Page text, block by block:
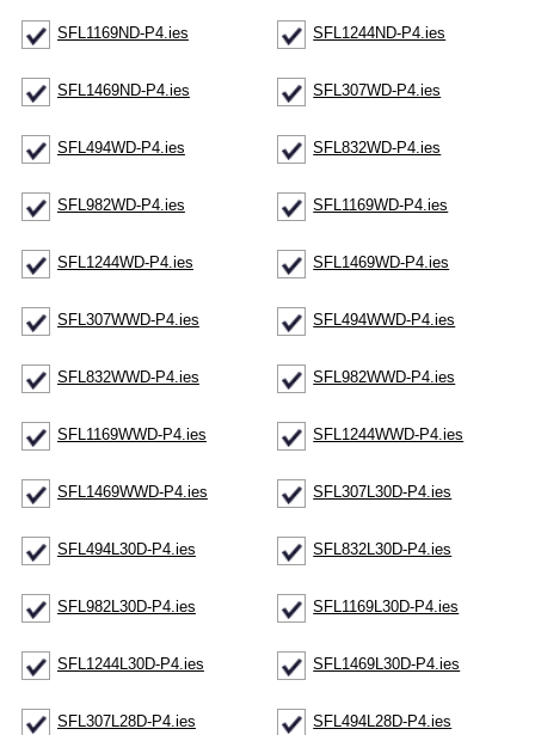
SFL1169ND-P4.ies SFL1244ND-P4.ies
SFL1469ND-P4.ies SFL307WD-P4.ies
SFL494WD-P4.ies SFL832WD-P4.ies
SFL982WD-P4.ies SFL1169WD-P4.ies
SFL1244WD-P4.ies SFL1469WD-P4.ies
SFL307WWD-P4.ies SFL494WWD-P4.ies
SFL832WWD-P4.ies SFL982WWD-P4.ies
SFL1169WWD-P4.ies SFL1244WWD-P4.ies
SFL1469WWD-P4.ies SFL307L30D-P4.ies
SFL494L30D-P4.ies SFL832L30D-P4.ies
SFL982L30D-P4.ies SFL1169L30D-P4.ies
SFL1244L30D-P4.ies SFL1469L30D-P4.ies
SFL307L28D-P4.ies SFL494L28D-P4.ies